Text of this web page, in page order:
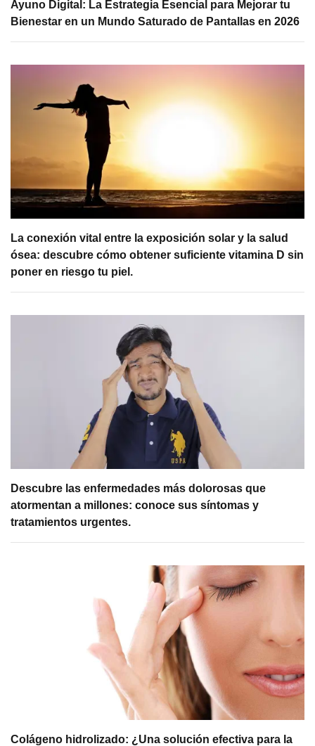
Ayuno Digital: La Estrategia Esencial para Mejorar tu
Bienestar en un Mundo Saturado de Pantallas en 2026
La conexión vital entre la exposición solar y la salud
ósea: descubre cómo obtener suficiente vitamina D sin
poner en riesgo tu piel.
Descubre las enfermedades más dolorosas que
atormentan a millones: conoce sus síntomas y
tratamientos urgentes.
Colágeno hidrolizado: ¿Una solución efectiva para la